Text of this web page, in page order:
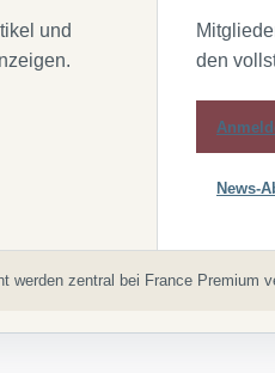
und
den
News-
werden zentral bei France Premium